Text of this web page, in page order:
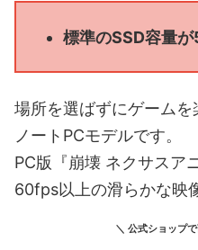
標準のSSD容量
場所を選ばずにゲーム
ノートPCモデルです。
PC版『崩壊 ネクサスア
60fps以上の滑らかな映
＼ 公式ショップ